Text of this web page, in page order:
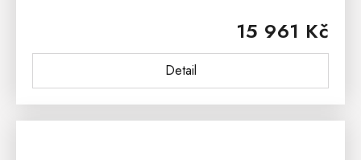
15 961 Kč
Detail
WHITE HOME ACC 02...